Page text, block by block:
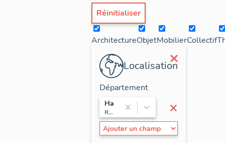
Réinitialiser
ArchitectureObjetMobilierCollectif
×
Localisation
×
Département
Haute-Savoie
Rhône-Alpes